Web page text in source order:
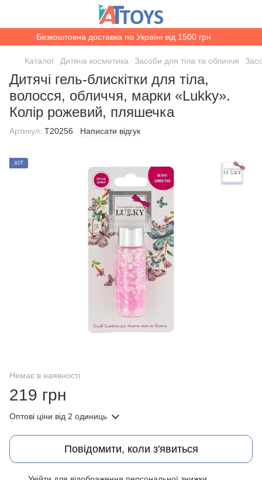
Безкоштовна доставка по Україні від 1500 грн
Каталог Дитяча косметика Засоби для тіла та обличчя
Дитячі гель-блискітки для тіла,
волосся, обличчя, марки «Lukky».
Колір рожевий, пляшечка
Артикул: T20256 Написати відгук
ХІТ
Немає в наявності
219 грн
Оптові ціни від 2 одиниць
Повідомити, коли з'явиться